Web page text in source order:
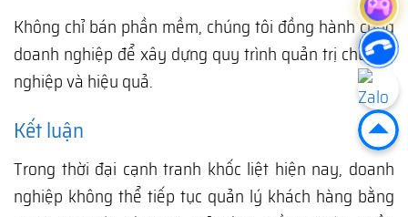
Không chỉ bán phần mềm, chúng tôi đồng hành cùng
doanh nghiệp để xây dựng quy trình quản trị chuyên
nghiệp và hiệu quả.
Kết luận
Trong thời đại cạnh tranh khốc liệt hiện nay, doanh
nghiệp không thể tiếp tục quản lý khách hàng bằng